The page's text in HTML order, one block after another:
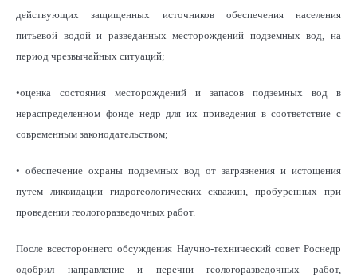
действующих защищенных источников обеспечения населения
питьевой водой и разведанных месторождений подземных вод, на
период чрезвычайных ситуаций;
•оценка состояния месторождений и запасов подземных вод в
нераспределенном фонде недр для их приведения в соответствие с
современным законодательством;
• обеспечение охраны подземных вод от загрязнения и истощения
путем ликвидации гидрогеологических скважин, пробуренных при
проведении геологоразведочных работ.
После всестороннего обсуждения Научно-технический совет Роснедр
одобрил направление и перечни геологоразведочных работ,